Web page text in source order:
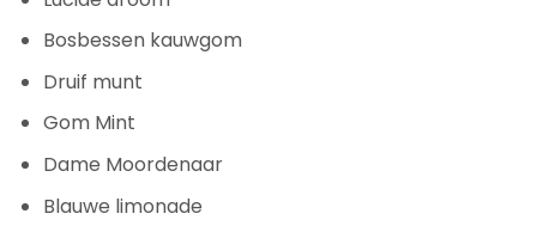
Bosbessen kauwgom
Druif munt
Gom Mint
Dame Moordenaar
Blauwe limonade